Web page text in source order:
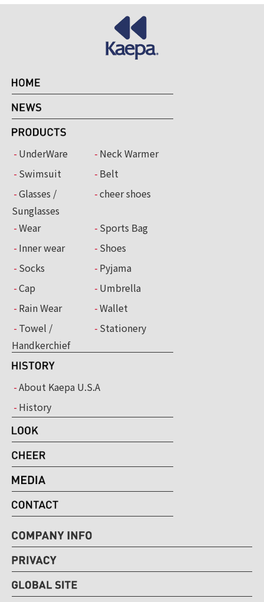
UnderWare
Neck Warmer
Swimsuit
Belt
Glasses /
Sunglasses
cheer shoes
Wear
Sports Bag
Inner wear
Shoes
Socks
Pyjama
Cap
Umbrella
Rain Wear
Wallet
Towel /
Handkerchief
Stationery
About Kaepa U.S.A
History